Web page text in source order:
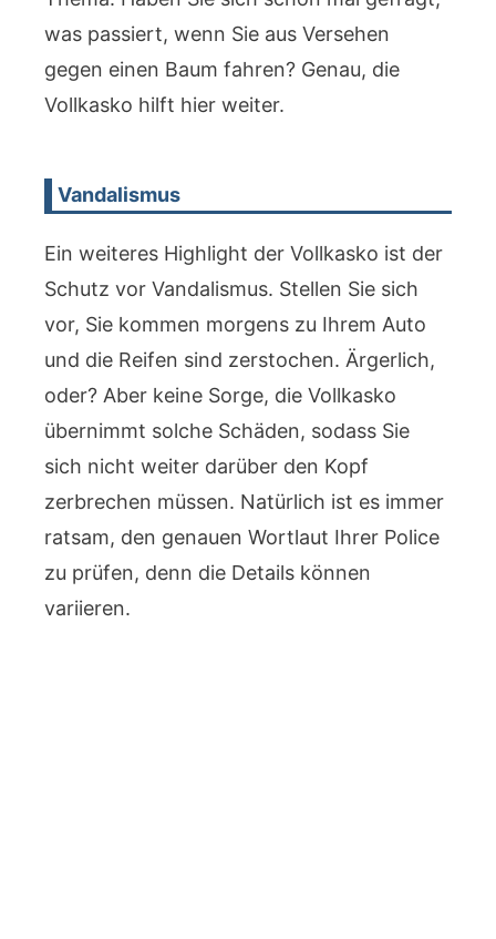
was passiert, wenn Sie aus Versehen
gegen einen Baum fahren? Genau, die
Vollkasko hilft hier weiter.
Vandalismus
Ein weiteres Highlight der Vollkasko ist der
Schutz vor Vandalismus. Stellen Sie sich
vor, Sie kommen morgens zu Ihrem Auto
und die Reifen sind zerstochen. Ärgerlich,
oder? Aber keine Sorge, die Vollkasko
übernimmt solche Schäden, sodass Sie
sich nicht weiter darüber den Kopf
zerbrechen müssen. Natürlich ist es immer
ratsam, den genauen Wortlaut Ihrer Police
zu prüfen, denn die Details können
variieren.